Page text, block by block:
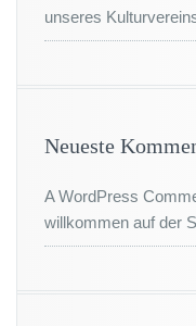
unseres
Neueste
A WordPress
willkommen auf der